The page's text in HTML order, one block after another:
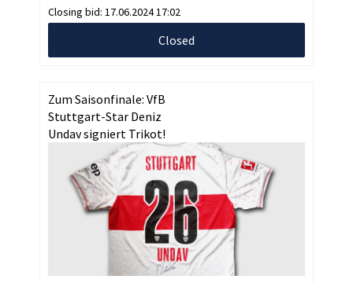
Closing bid: 17.06.2024 17:02
Closed
Zum Saisonfinale: VfB
Stuttgart-Star Deniz
Undav signiert Trikot!